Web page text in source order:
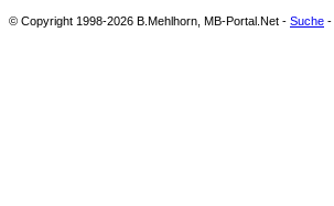
© Copyright 1998-2026 B.Mehlhorn, MB-Portal.Net - Suche -